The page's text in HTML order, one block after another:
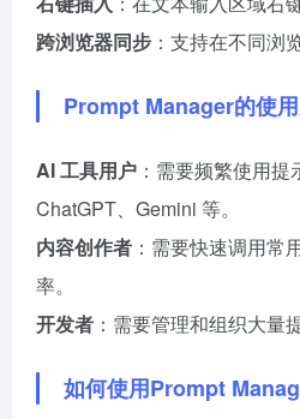
跨浏览器同步 ：支持在不同浏
Prompt Manager的使
AI 工具用户 ：需要频繁使用
ChatGPT、Gemini 等。
内容创作者 ：需要快速调用常
率。
开发者 ：需要管理和组织大量
如何使用Prompt